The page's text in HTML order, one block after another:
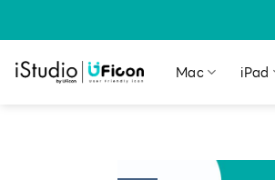
Mac iPad